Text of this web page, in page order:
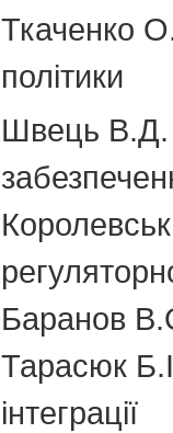
Ткаченко
політики
Швець В.Д.
Баранов
Тарасюк
інтеграції